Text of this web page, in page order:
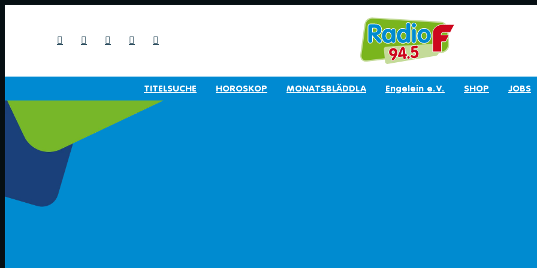
TITELSUCHE HOROSKOP MONATSBLÄDDLA Engelein e.V. SHOP JOBS